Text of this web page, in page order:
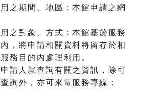
之期間、地區：本館申請之網
之對象、方式：本館基於服務
，將申請相關資料將留存於相
務目的內處理利用。
請人就查詢有關之資訊，除可
詢外，亦可來電服務專線：